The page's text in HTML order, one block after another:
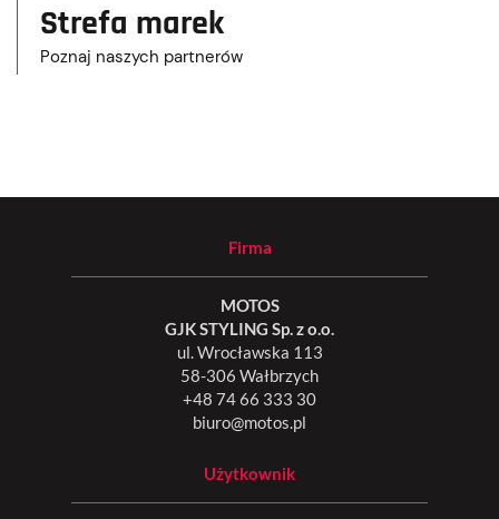
Strefa marek
Poznaj naszych partnerów
Firma
MOTOS
GJK STYLING Sp. z o.o.
ul. Wrocławska 113
58-306 Wałbrzych
+48 74 66 333 30
biuro@motos.pl
Użytkownik